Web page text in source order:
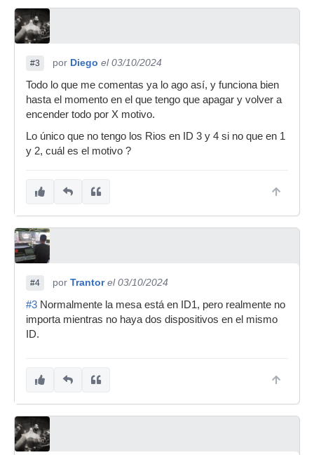
#3 por Diego el 03/10/2024
Todo lo que me comentas ya lo ago así, y funciona bien
hasta el momento en el que tengo que apagar y volver a
encender todo por X motivo.
Lo único que no tengo los Rios en ID 3 y 4 si no que en 1
y 2, cuál es el motivo ?
#4 por Trantor el 03/10/2024
#3 Normalmente la mesa está en ID1, pero realmente no
importa mientras no haya dos dispositivos en el mismo
ID.